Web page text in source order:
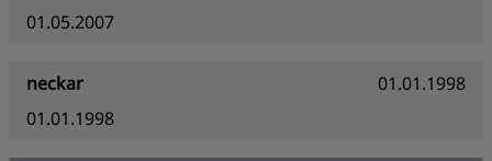
01.05.2007
neckar
01.01.1998
01.01.1998